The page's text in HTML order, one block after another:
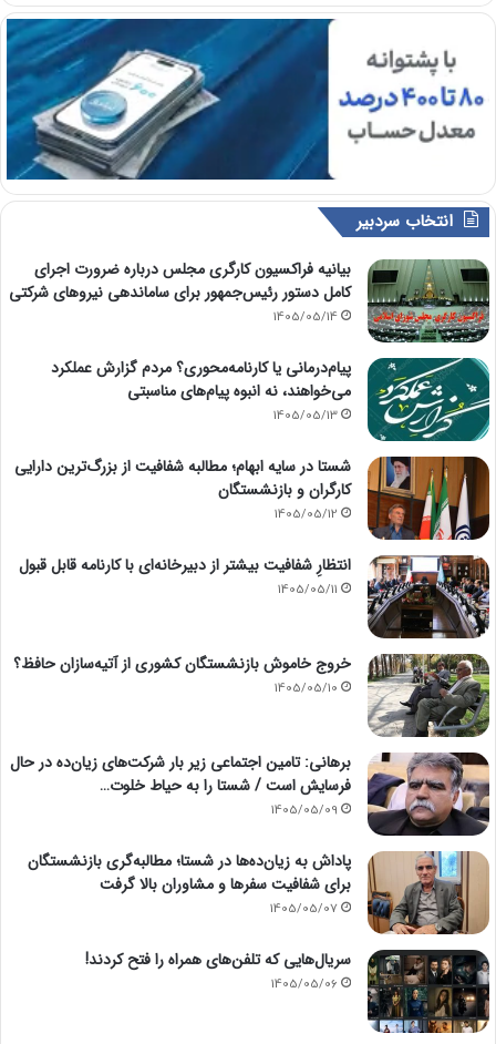
انتخاب سردبیر
بیانیه فراکسیون کارگری مجلس درباره ضرورت اجرای
کامل دستور رئیس‌جمهور برای ساماندهی نیروهای شرکتی
1405/05/14
پیام‌درمانی یا کارنامه‌محوری؟ مردم گزارش عملکرد
می‌خواهند، نه انبوه پیام‌های مناسبتی
1405/05/13
شستا در سایه ابهام؛ مطالبه شفافیت از بزرگ‌ترین دارایی
کارگران و بازنشستگان
1405/05/12
انتظارِ شفافیت بیشتر از دبیرخانه‌ای با کارنامه قابل قبول
1405/05/11
خروج خاموش بازنشستگان کشوری از آتیه‌سازان حافظ؟
1405/05/10
برهانی: تامین اجتماعی زیر بار شرکت‌های زیان‌ده در حال
فرسایش است / شستا را به حیاط خلوت…
1405/05/09
پاداش به زیان‌ده‌ها در شستا؛ مطالبه‌گری بازنشستگان
برای شفافیت سفرها و مشاوران بالا گرفت
1405/05/07
سریال‌هایی که تلفن‌های همراه را فتح کردند!
1405/05/06